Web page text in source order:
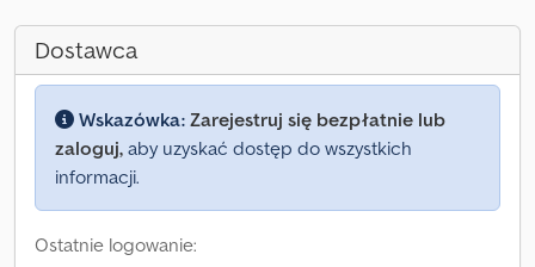
Dostawca
Wskazówka: Zarejestruj się bezpłatnie lub
zaloguj, aby uzyskać dostęp do wszystkich
informacji.
Ostatnie logowanie: